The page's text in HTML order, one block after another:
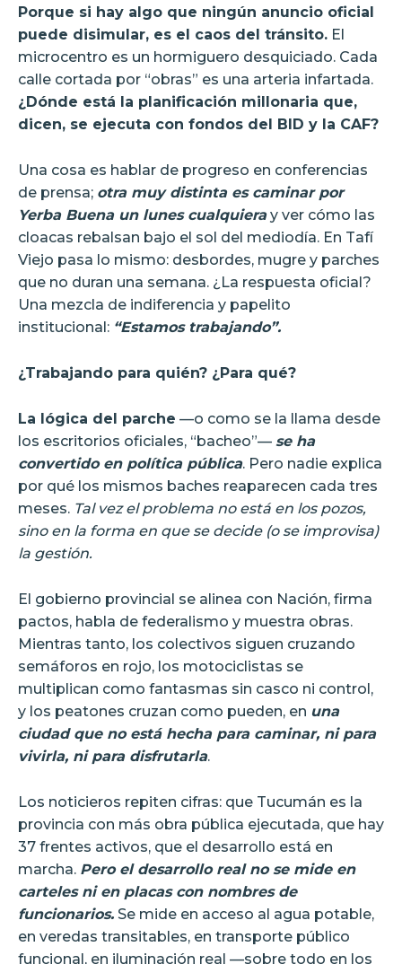
Porque si hay algo que ningún anuncio oficial
puede disimular, es el caos del tránsito. El
microcentro es un hormiguero desquiciado. Cada
calle cortada por “obras” es una arteria infartada.
¿Dónde está la planificación millonaria que,
dicen, se ejecuta con fondos del BID y la CAF?
Una cosa es hablar de progreso en conferencias
de prensa; otra muy distinta es caminar por
Yerba Buena un lunes cualquieray ver cómo las
cloacas rebalsan bajo el sol del mediodía. En Tafí
Viejo pasa lo mismo: desbordes, mugre y parches
que no duran una semana. ¿La respuesta oficial?
Una mezcla de indiferencia y papelito
institucional: “Estamos trabajando”.
¿Trabajando para quién? ¿Para qué?
La lógica del parche —o como se la llama desde
los escritorios oficiales, “bacheo”— se ha
convertido en política pública. Pero nadie explica
por qué los mismos baches reaparecen cada tres
meses. Tal vez el problema no está en los pozos,
sino en la forma en que se decide (o se improvisa)
la gestión.
El gobierno provincial se alinea con Nación, firma
pactos, habla de federalismo y muestra obras.
Mientras tanto, los colectivos siguen cruzando
semáforos en rojo, los motociclistas se
multiplican como fantasmas sin casco ni control,
y los peatones cruzan como pueden, en una
ciudad que no está hecha para caminar, ni para
vivirla, ni para disfrutarla.
Los noticieros repiten cifras: que Tucumán es la
provincia con más obra pública ejecutada, que hay
37 frentes activos, que el desarrollo está en
marcha. Pero el desarrollo real no se mide en
carteles ni en placas con nombres de
funcionarios. Se mide en acceso al agua potable,
en veredas transitables, en transporte público
funcional, en iluminación real —sobre todo en los